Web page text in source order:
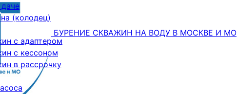
БУРЕНИЕ СКВАЖИН НА ВОДУ В МОСКВЕ И МО
(колодец)
с адаптером
с кессоном
в рассрочку